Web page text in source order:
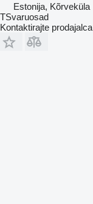
Estonija, Kõrveküla
TSvaruosad
Kontaktirajte prodajalca